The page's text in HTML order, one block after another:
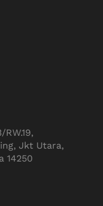
Jkt Utara,
14250